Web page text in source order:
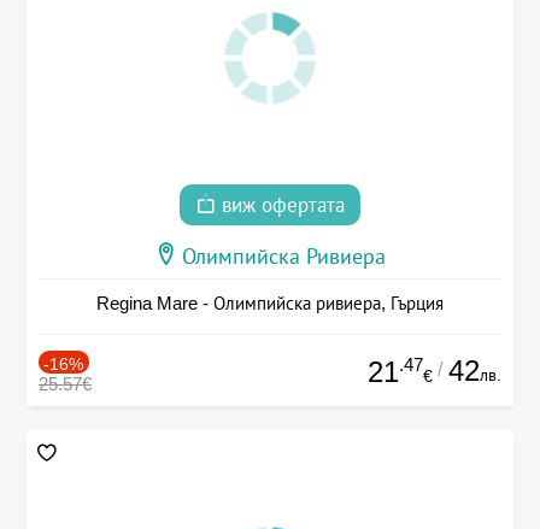
виж офертата
Олимпийска Ривиера
Regina Mare - Олимпийска ривиера, Гърция
-16%
25.57€ 21.47
€ / 42лв.